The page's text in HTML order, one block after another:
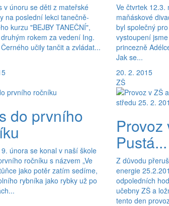
v únoru se děti z mateřské
na poslední lekci tanečně-
kurzu "BEJBY TANEČNÍ",
rokem za vedení Ing.
učily tančit a zvládat...
Ve čtvrtek 12.3.
maňáskové
byl společný
vystoupení
princezně
Jak se...
do prvního
února se konal v naší škole
ročníku s názvem „Ve
jako potěr zatím sedíme,
rybníka jako rybky už po
20. 2. 2015
ZŠ
Provoz
Pustá...
Z důvodu
energie
odpoledních
učebny ZŠ a
tento den